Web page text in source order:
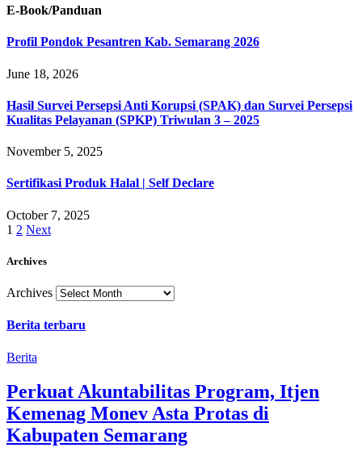
E-Book/Panduan
Profil Pondok Pesantren Kab. Semarang 2026
June 18, 2026
Hasil Survei Persepsi Anti Korupsi (SPAK) dan Survei Persepsi
Kualitas Pelayanan (SPKP) Triwulan 3 – 2025
November 5, 2025
Sertifikasi Produk Halal | Self Declare
October 7, 2025
1 2 Next
Archives
Archives
Berita terbaru
Berita
Perkuat Akuntabilitas Program, Itjen
Kemenag Monev Asta Protas di
Kabupaten Semarang